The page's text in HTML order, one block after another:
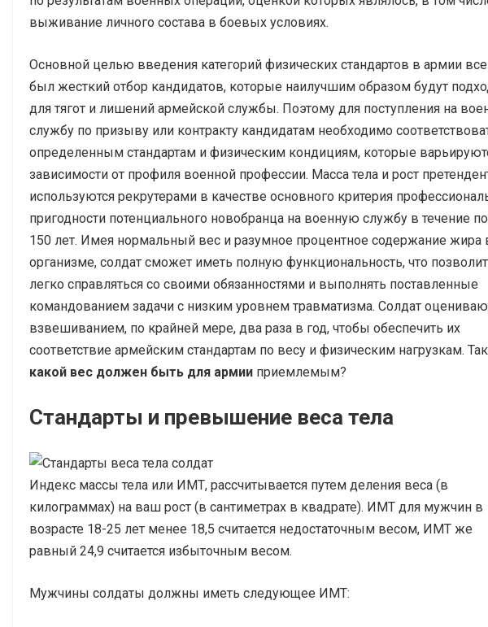
выживание личного состава в боевых условиях.
Основной целью введения категорий физических стандартов в армии
был жесткий отбор кандидатов, которые наилучшим образом будут
для тягот и лишений армейской службы. Поэтому для поступления на
службу по призыву или контракту кандидатам необходимо
определенным стандартам и физическим кондициям, которые
зависимости от профиля военной профессии. Масса тела и рост
используются рекрутерами в качестве основного критерия
пригодности потенциального новобранца на военную службу в течение
150 лет. Имея нормальный вес и разумное процентное содержание жира
организме, солдат сможет иметь полную функциональность, что
легко справляться со своими обязанностями и выполнять поставленные
командованием задачи с низким уровнем травматизма. Солдат
взвешиванием, по крайней мере, два раза в год, чтобы обеспечить их
соответствие армейским стандартам по весу и физическим нагрузкам. Так
какой вес должен быть для армии приемлемым?
Стандарты и превышение веса тела
Индекс массы тела или ИМТ, рассчитывается путем деления веса (в
килограммах) на ваш рост (в сантиметрах в квадрате). ИМТ для мужчин в
возрасте 18-25 лет менее 18,5 считается недостаточным весом, ИМТ же
равный 24,9 считается избыточным весом.
Мужчины солдаты должны иметь следующее ИМТ: